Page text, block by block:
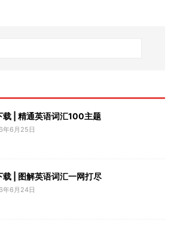
载 | 精通英语词汇100主题
年6月25日
载 | 图解英语词汇一网打尽
年6月24日